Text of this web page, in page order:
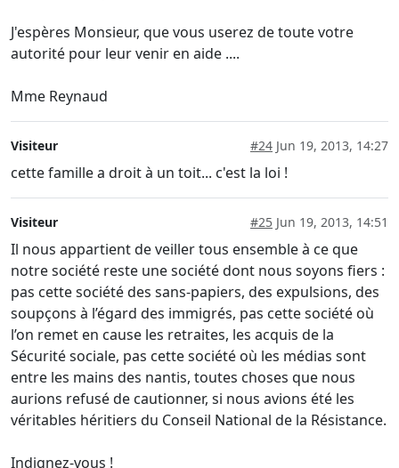
J'espères Monsieur, que vous userez de toute votre
autorité pour leur venir en aide ....
Mme Reynaud
Visiteur #24 Jun 19, 2013, 14:27
cette famille a droit à un toit... c'est la loi !
Visiteur #25 Jun 19, 2013, 14:51
Il nous appartient de veiller tous ensemble à ce que
notre société reste une société dont nous soyons fiers :
pas cette société des sans-papiers, des expulsions, des
soupçons à l’égard des immigrés, pas cette société où
l’on remet en cause les retraites, les acquis de la
Sécurité sociale, pas cette société où les médias sont
entre les mains des nantis, toutes choses que nous
aurions refusé de cautionner, si nous avions été les
véritables héritiers du Conseil National de la Résistance.
Indignez-vous !